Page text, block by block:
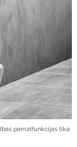
pamatfunkcijas tika